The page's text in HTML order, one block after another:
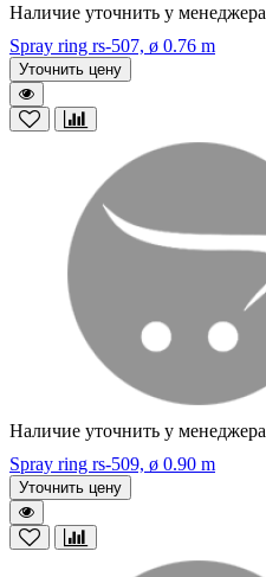
Наличие уточнить у менеджера
Spray ring rs-507, ø 0.76 m
Уточнить цену
Наличие уточнить у менеджера
Spray ring rs-509, ø 0.90 m
Уточнить цену